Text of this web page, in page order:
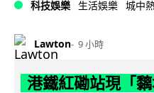
科技娛樂 生活娛樂 城中
Lawton 9 小時
港鐵紅磡站現「